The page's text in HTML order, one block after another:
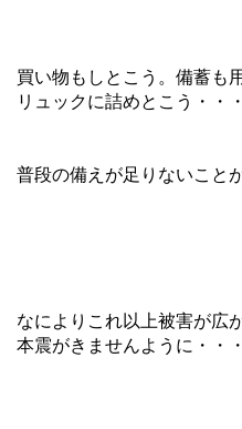
買い物もしとこう。備蓄も
リュックに詰めとこう・・・
普段の備えが足りないこと
なによりこれ以上被害が広
本震がきませんように・・・